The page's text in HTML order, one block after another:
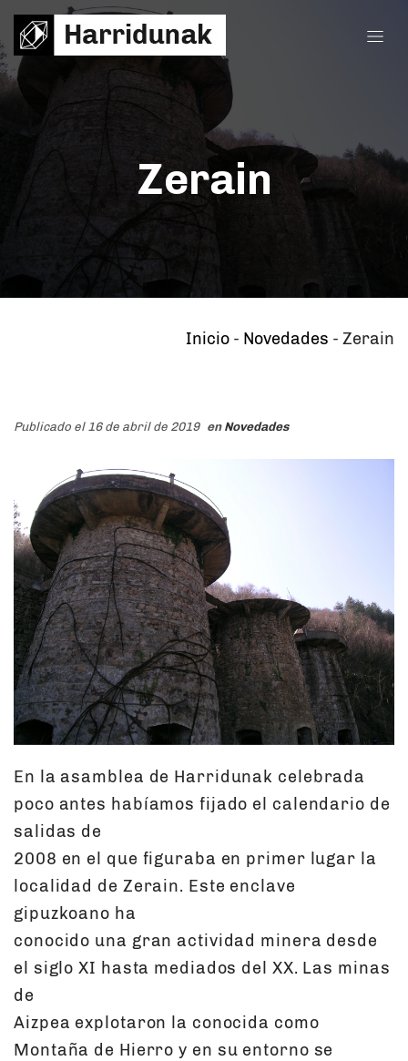
Zerain
Inicio - Novedades - Zerain
Publicado el 16 de abril de 2019 enNovedades
En la asamblea de Harridunak celebrada
poco antes habíamos fijado el calendario de
salidas de
2008 en el que figuraba en primer lugar la
localidad de Zerain. Este enclave
gipuzkoano ha
conocido una gran actividad minera desde
el siglo XI hasta mediados del XX. Las minas
de
Aizpea explotaron la conocida como
Montaña de Hierro y en su entorno se